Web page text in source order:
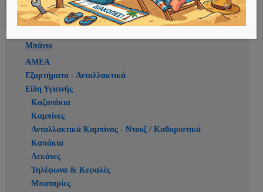
E-shop
Μπάνιο
ΑΜΕΑ
Εξαρτήματα - Ανταλλακτικά
Είδη Υγιεινής
Καζανάκια
Καμπίνες
Ανταλλακτικά Καμπίνας - Ντουζ / Καθαριστικά
Καπάκια
Λεκάνες
Τηλέφωνα & Κεφαλές
Μπαταρίες